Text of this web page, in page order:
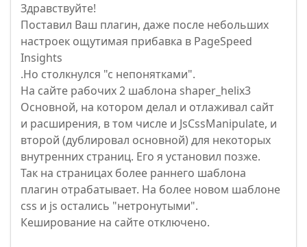
Здравствуйте!
Поставил Ваш плагин, даже после небольших
настроек ощутимая прибавка в PageSpeed
Insights
.Но столкнулся "с непонятками".
На сайте рабочих 2 шаблона shaper_helix3
Основной, на котором делал и отлаживал сайт
и расширения, в том числе и JsCssManipulate, и
второй (дублировал основной) для некоторых
внутренних страниц. Его я установил позже.
Так на страницах более раннего шаблона
плагин отрабатывает. На более новом шаблоне
css и js остались "нетронутыми".
Кеширование на сайте отключено.